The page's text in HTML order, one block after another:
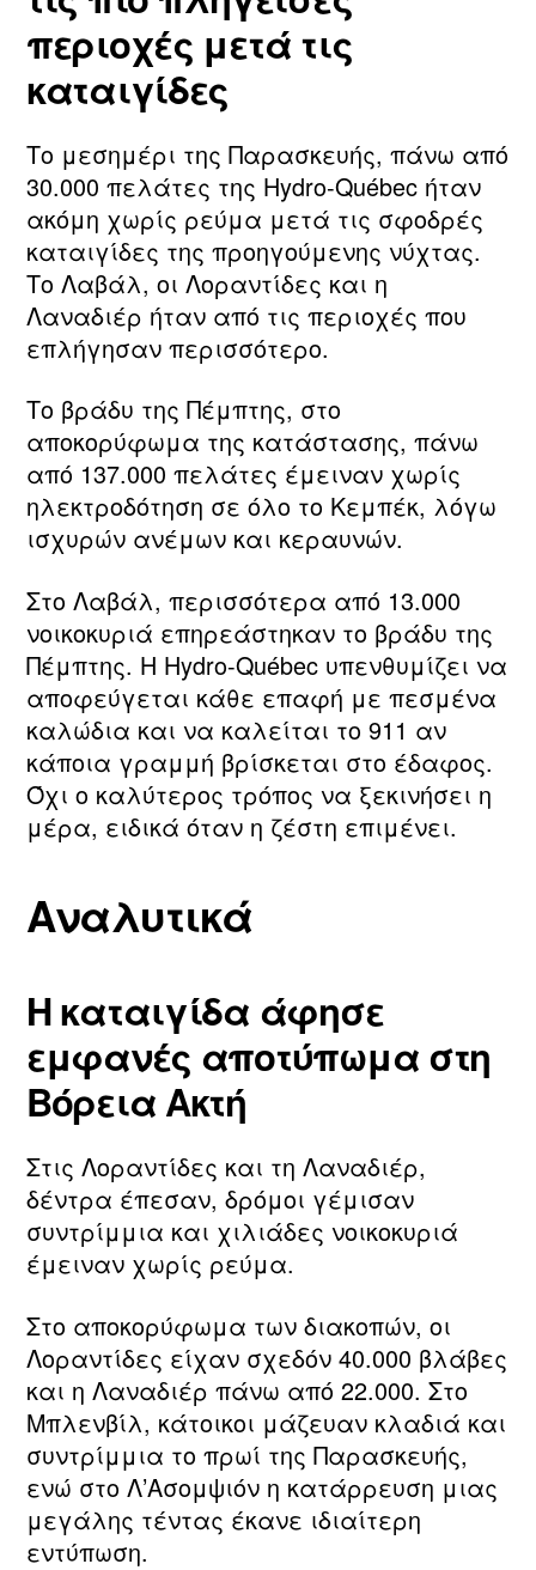
περιοχές μετά τις
καταιγίδες
Το μεσημέρι της Παρασκευής, πάνω από
30.000 πελάτες της Hydro‑Québec ήταν
ακόμη χωρίς ρεύμα μετά τις σφοδρές
καταιγίδες της προηγούμενης νύχτας.
Το Λαβάλ, οι Λοραντίδες και η
Λαναδιέρ ήταν από τις περιοχές που
επλήγησαν περισσότερο.
Το βράδυ της Πέμπτης, στο
αποκορύφωμα της κατάστασης, πάνω
από 137.000 πελάτες έμειναν χωρίς
ηλεκτροδότηση σε όλο το Κεμπέκ, λόγω
ισχυρών ανέμων και κεραυνών.
Στο Λαβάλ, περισσότερα από 13.000
νοικοκυριά επηρεάστηκαν το βράδυ της
Πέμπτης. Η Hydro‑Québec υπενθυμίζει να
αποφεύγεται κάθε επαφή με πεσμένα
καλώδια και να καλείται το 911 αν
κάποια γραμμή βρίσκεται στο έδαφος.
Όχι ο καλύτερος τρόπος να ξεκινήσει η
μέρα, ειδικά όταν η ζέστη επιμένει.
Αναλυτικά
Η καταιγίδα άφησε
εμφανές αποτύπωμα στη
Βόρεια Ακτή
Στις Λοραντίδες και τη Λαναδιέρ,
δέντρα έπεσαν, δρόμοι γέμισαν
συντρίμμια και χιλιάδες νοικοκυριά
έμειναν χωρίς ρεύμα.
Στο αποκορύφωμα των διακοπών, οι
Λοραντίδες είχαν σχεδόν 40.000 βλάβες
και η Λαναδιέρ πάνω από 22.000. Στο
Μπλενβίλ, κάτοικοι μάζευαν κλαδιά και
συντρίμμια το πρωί της Παρασκευής,
ενώ στο Λ’Ασομψιόν η κατάρρευση μιας
μεγάλης τέντας έκανε ιδιαίτερη
εντύπωση.